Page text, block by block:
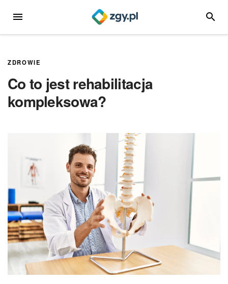
MENU
ZDROWIE
Co to jest rehabilitacja
kompleksowa?